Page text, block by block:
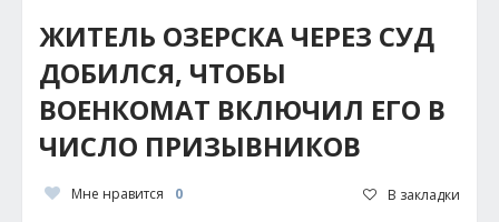
ЖИТЕЛЬ ОЗЕРСКА ЧЕРЕЗ СУД
ДОБИЛСЯ, ЧТОБЫ
ВОЕНКОМАТ ВКЛЮЧИЛ ЕГО В
ЧИСЛО ПРИЗЫВНИКОВ
Мне нравится 0 В закладки